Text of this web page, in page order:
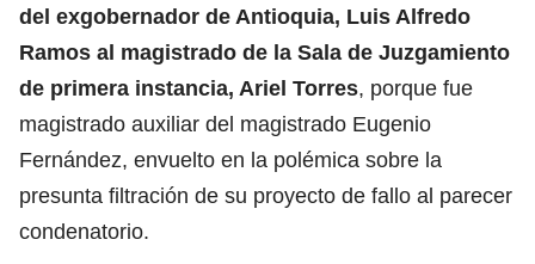
del exgobernador de Antioquia, Luis Alfredo
Ramos al magistrado de la Sala de Juzgamiento
de primera instancia, Ariel Torres, porque fue
magistrado auxiliar del magistrado Eugenio
Fernández, envuelto en la polémica sobre la
presunta filtración de su proyecto de fallo al parecer
condenatorio.